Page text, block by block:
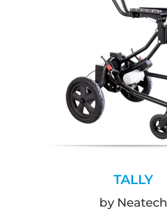
TALLY
by Neatech